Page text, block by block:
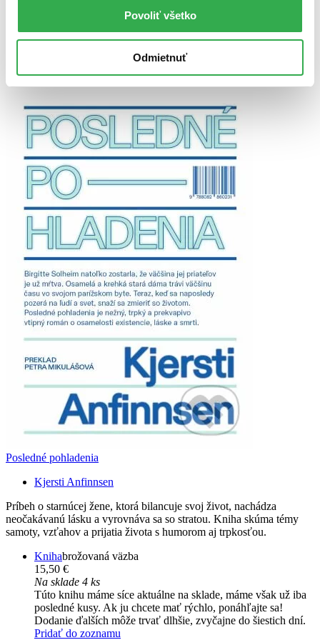
Povoliť všetko
Odmietnuť
Najdrahšie
Posledné pohladenia
Kjersti Anfinnsen
Príbeh o starnúcej žene, ktorá bilancuje svoj život, nachádza
neočakávanú lásku a vyrovnáva sa so stratou. Kniha skúma témy
samoty, vzťahov a prijatia života s humorom aj trpkosťou.
Knihabrožovaná väzba
15,50 €
Na sklade 4 ks
Túto knihu máme síce aktuálne na sklade, máme však už iba
posledné kusy. Ak ju chcete mať rýchlo, ponáhľajte sa!
Dodanie ďalších môže trvať dlhšie, zvyčajne do šiestich dní.
Pridať do zoznamu